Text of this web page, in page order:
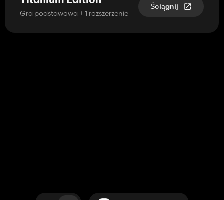
Gra podstawowa + 1 rozszerzenie
Ściągnij